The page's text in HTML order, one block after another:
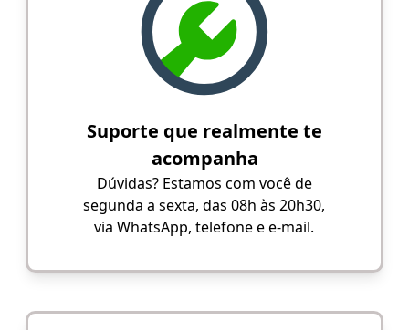
Suporte que realmente te
acompanha
Dúvidas? Estamos com você de
segunda a sexta, das 08h às 20h30,
via WhatsApp, telefone e e-mail.